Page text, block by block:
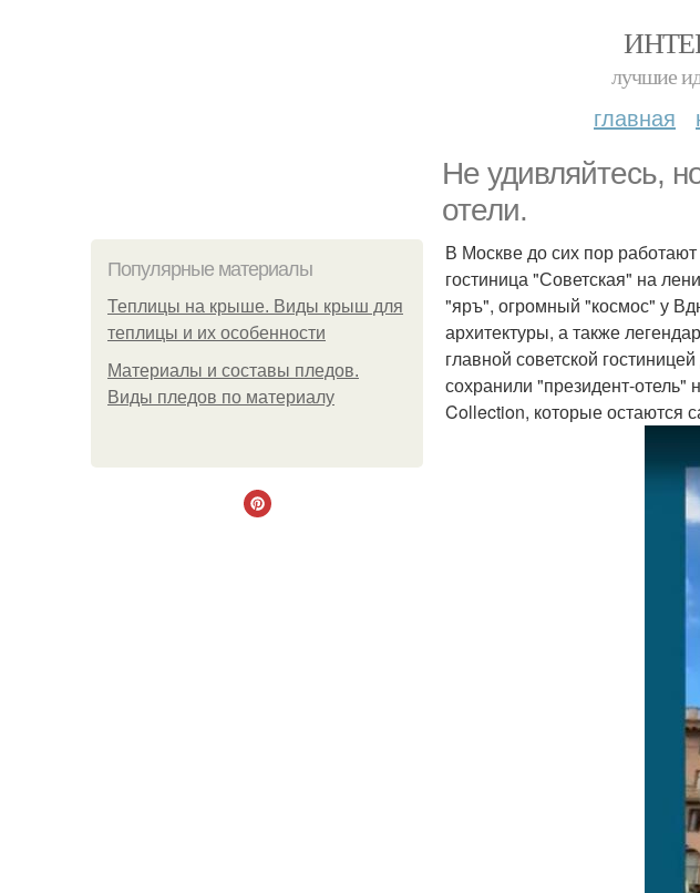
лучшие
главная
Не удивляйтесь,
отели.
Популярные материалы
Теплицы на крыше. Виды крыш для
теплицы и их особенности
Материалы и составы пледов.
Виды пледов по материалу
В Москве до сих пор
гостиница "Советская" на
"яръ", огромный "космос" у
архитектуры, а также
главной советской
сохранили "президент-
Collection, которые остаются